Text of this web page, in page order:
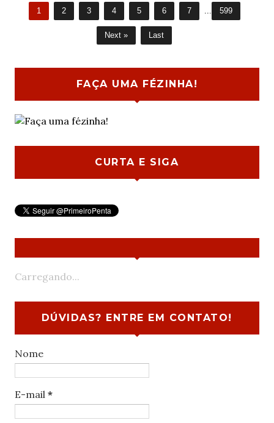
1 2 3 4 5 6 7 ... 599
Next » Last
FAÇA UMA FÉZINHA!
CURTA E SIGA
Carregando...
DÚVIDAS? ENTRE EM CONTATO!
Nome
E-mail *